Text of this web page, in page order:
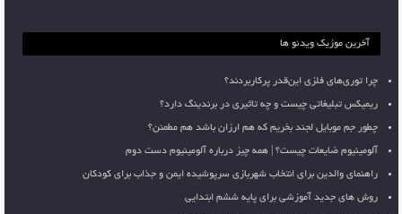
آخرین موزیک ویدئو ها
چرا توری‌های فلزی این‌قدر پرکاربردند؟
ریمیکس تبلیغاتی چیست و چه تاثیری در برندینگ دارد؟
چطور جم موبایل لجند بخریم که هم ارزان باشد هم مطمئن؟
آلومینیوم ضایعات چیست؟ | همه چیز درباره آلومینیوم دست دوم
راهنمای والدین برای انتخاب شهربازی سرپوشیده ایمن و جذاب برای کودکان
روش های جدید آموزشی برای پایه ششم ابتدایی